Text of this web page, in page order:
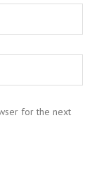
for the next